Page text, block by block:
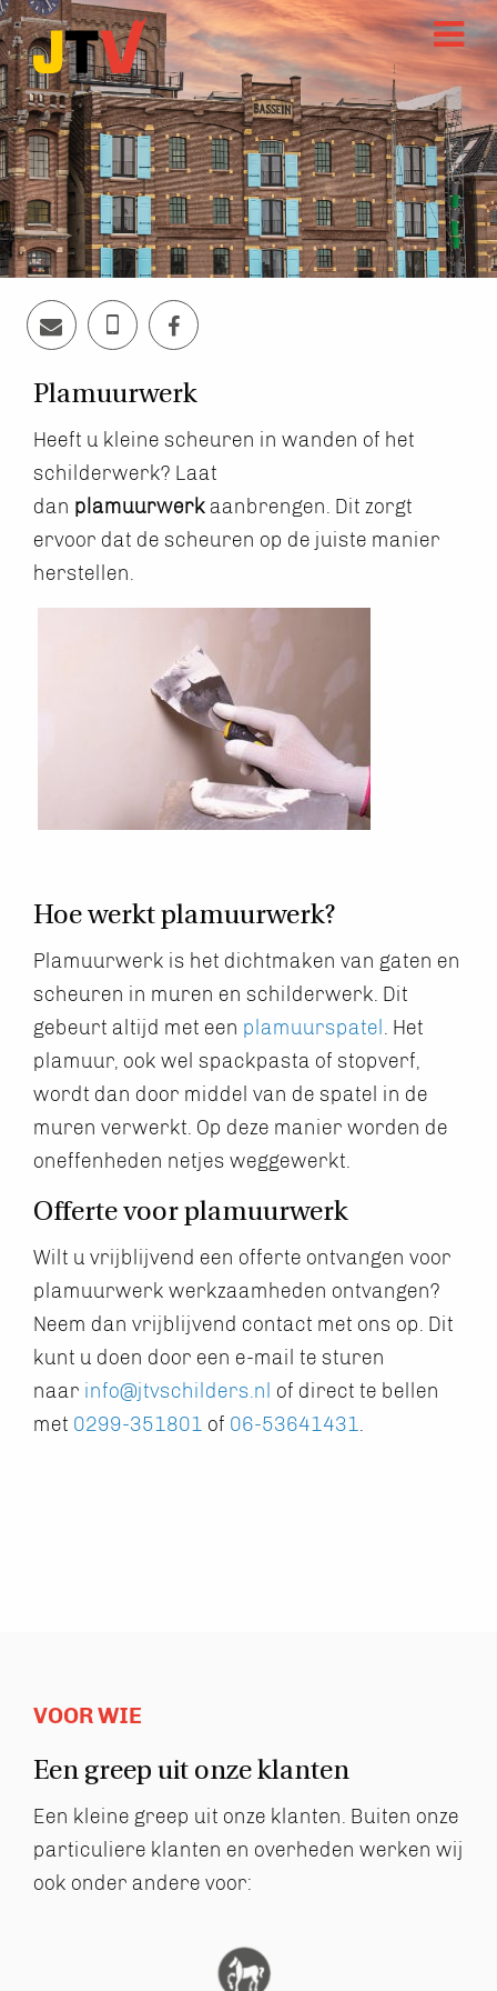
Plamuurwerk
Heeft u kleine scheuren in wanden of het
schilderwerk? Laat
dan plamuurwerk aanbrengen. Dit zorgt
ervoor dat de scheuren op de juiste manier
herstellen.
Hoe werkt plamuurwerk?
Plamuurwerk is het dichtmaken van gaten en
scheuren in muren en schilderwerk. Dit
gebeurt altijd met een plamuurspatel . Het
plamuur, ook wel spackpasta of stopverf,
wordt dan door middel van de spatel in de
muren verwerkt. Op deze manier worden de
oneffenheden netjes weggewerkt.
Offerte voor plamuurwerk
Wilt u vrijblijvend een offerte ontvangen voor
plamuurwerk werkzaamheden ontvangen?
Neem dan vrijblijvend contact met ons op. Dit
kunt u doen door een e-mail te sturen
naar info@jtvschilders.nl of direct te bellen
met 0299-351801 of 06-53641431.
VOOR WIE
Een greep uit onze klanten
Een kleine greep uit onze klanten. Buiten onze
particuliere klanten en overheden werken wij
ook onder andere voor: